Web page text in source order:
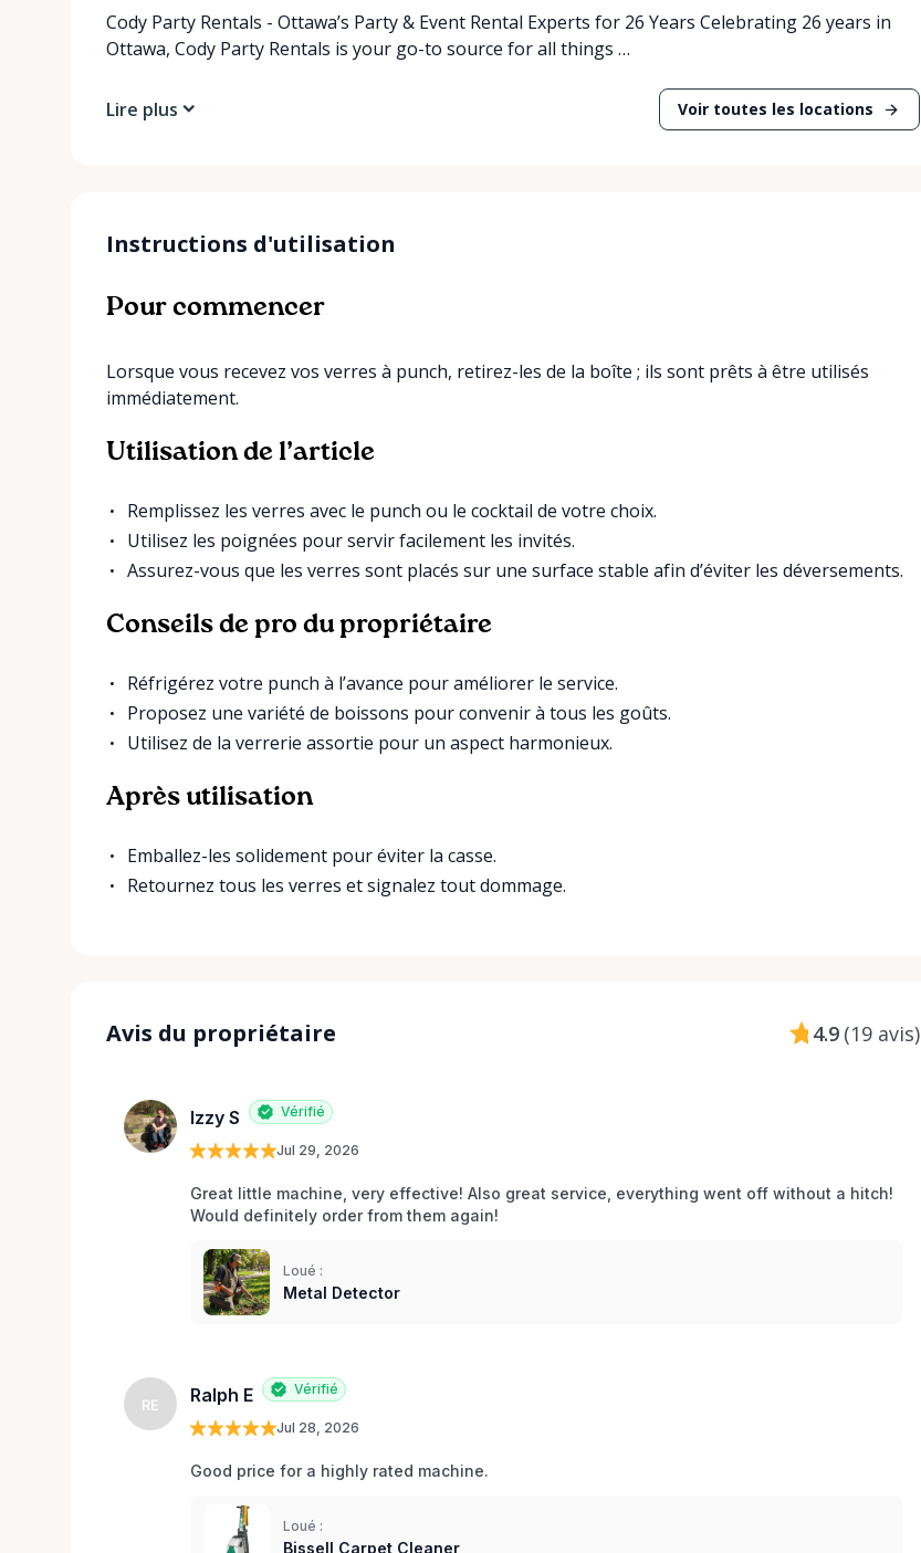
Cody Party Rentals - Ottawa’s Party & Event Rental Experts for 26 Years Celebrating 26 years in
Ottawa, Cody Party Rentals is your go-to source for all things …
Lire plus Voir toutes les locations
Instructions d'utilisation
Pour commencer
Lorsque vous recevez vos verres à punch, retirez-les de la boîte ; ils sont prêts à être utilisés
immédiatement.
Utilisation de l’article
Remplissez les verres avec le punch ou le cocktail de votre choix.
Utilisez les poignées pour servir facilement les invités.
Assurez-vous que les verres sont placés sur une surface stable afin d’éviter les déversements.
Conseils de pro du propriétaire
Réfrigérez votre punch à l’avance pour améliorer le service.
Proposez une variété de boissons pour convenir à tous les goûts.
Utilisez de la verrerie assortie pour un aspect harmonieux.
Après utilisation
Emballez-les solidement pour éviter la casse.
Retournez tous les verres et signalez tout dommage.
Avis du propriétaire 4.9 (19 avis)
Izzy S Vérifié
Jul 29, 2026
Great little machine, very effective! Also great service, everything went off without a hitch!
Would definitely order from them again!
Loué :
Metal Detector
RE Ralph E Vérifié
Jul 28, 2026
Good price for a highly rated machine.
Loué :
Bissell Carpet Cleaner